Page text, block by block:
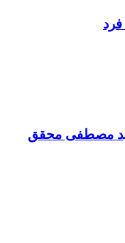
سید مصطفی محقق